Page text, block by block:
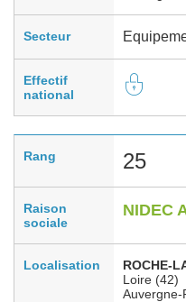
Secteur
Effectif
national
Rang 25
Raison
sociale
NIDEC
Localisation
ROCHE-
Loire (42)
Auvergne-